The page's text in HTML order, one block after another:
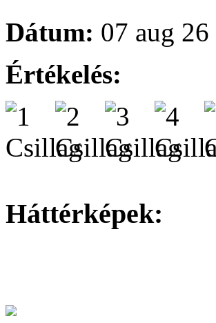
Dátum: 07 aug 26
Értékelés:
Háttérképek: